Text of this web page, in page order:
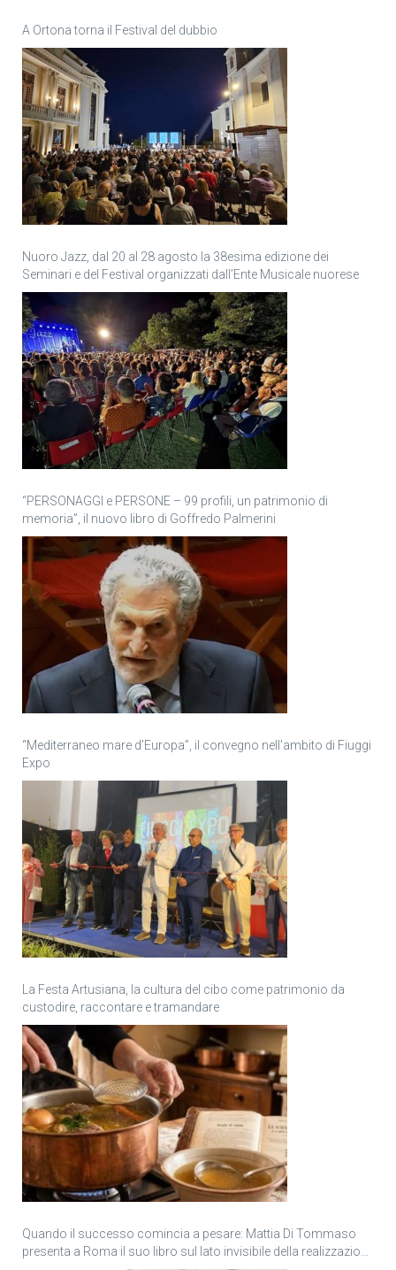
A Ortona torna il Festival del dubbio
Nuoro Jazz, dal 20 al 28 agosto la 38esima edizione dei
Seminari e del Festival organizzati dall’Ente Musicale nuorese
“PERSONAGGI e PERSONE – 99 profili, un patrimonio di
memoria”, il nuovo libro di Goffredo Palmerini
“Mediterraneo mare d’Europa”, il convegno nell’ambito di Fiuggi
Expo
La Festa Artusiana, la cultura del cibo come patrimonio da
custodire, raccontare e tramandare
Quando il successo comincia a pesare: Mattia Di Tommaso
presenta a Roma il suo libro sul lato invisibile della realizzazione